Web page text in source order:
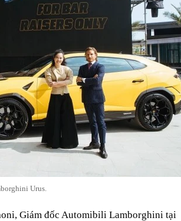
Urus.
Giám đốc Automibili Lamborghini tại